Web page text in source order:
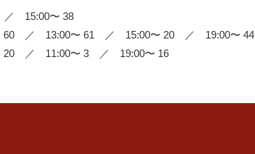
15:00〜 38
60 ／ 13:00〜 61 ／ 15:00〜 20 ／ 19:00〜 44
20 ／ 11:00〜 3 ／ 19:00〜 16